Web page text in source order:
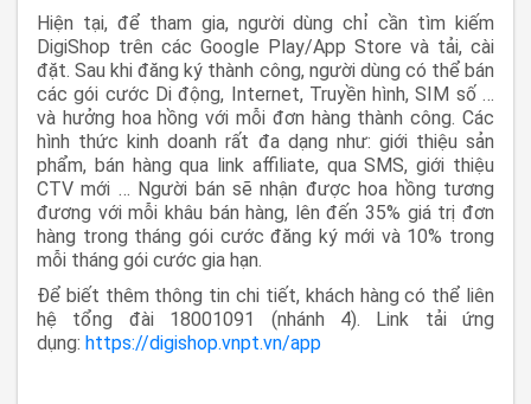
Hiện tại, để tham gia, người dùng chỉ cần tìm kiếm
DigiShop trên các Google Play/App Store và tải, cài
đặt. Sau khi đăng ký thành công, người dùng có thể bán
các gói cước Di động, Internet, Truyền hình, SIM số …
và hưởng hoa hồng với mỗi đơn hàng thành công. Các
hình thức kinh doanh rất đa dạng như: giới thiệu sản
phẩm, bán hàng qua link affiliate, qua SMS, giới thiệu
CTV mới … Người bán sẽ nhận được hoa hồng tương
đương với mỗi khâu bán hàng, lên đến 35% giá trị đơn
hàng trong tháng gói cước đăng ký mới và 10% trong
mỗi tháng gói cước gia hạn.
Để biết thêm thông tin chi tiết, khách hàng có thể liên
hệ tổng đài 18001091 (nhánh 4). Link tải ứng
dụng: https://digishop.vnpt.vn/app